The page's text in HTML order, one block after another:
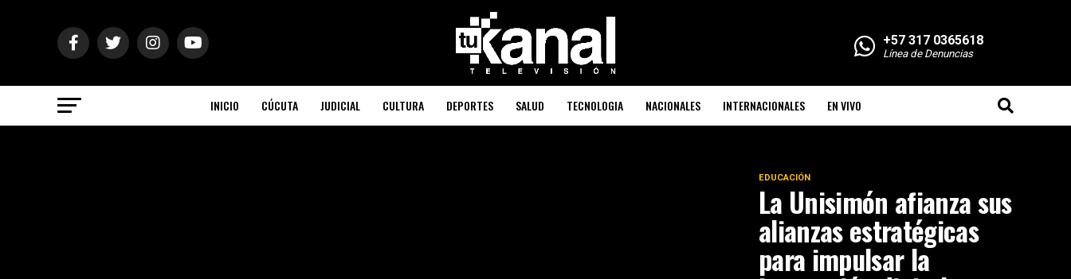
+57 317 0365618
Línea de Denuncias
INICIO CÚCUTA JUDICIAL CULTURA DEPORTES SALUD TECNOLOGIA NACIONALES INTERNACIONALES EN VIVO
EDUCACIÓN
La Unisimón afianza sus
alianzas estratégicas
para impulsar la